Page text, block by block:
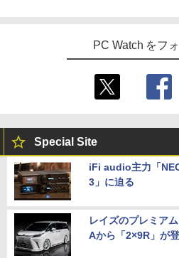
PC Watch をフ
Special Site
iFi audio主力「
3」に迫る
レイズのプレミア
Aから「2×9R」が登